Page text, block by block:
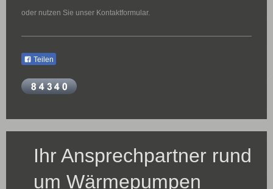
oder nutzen Sie unser Kontaktformular.
Teilen
Ihr Ansprechpartner rund
um Wärmepumpen